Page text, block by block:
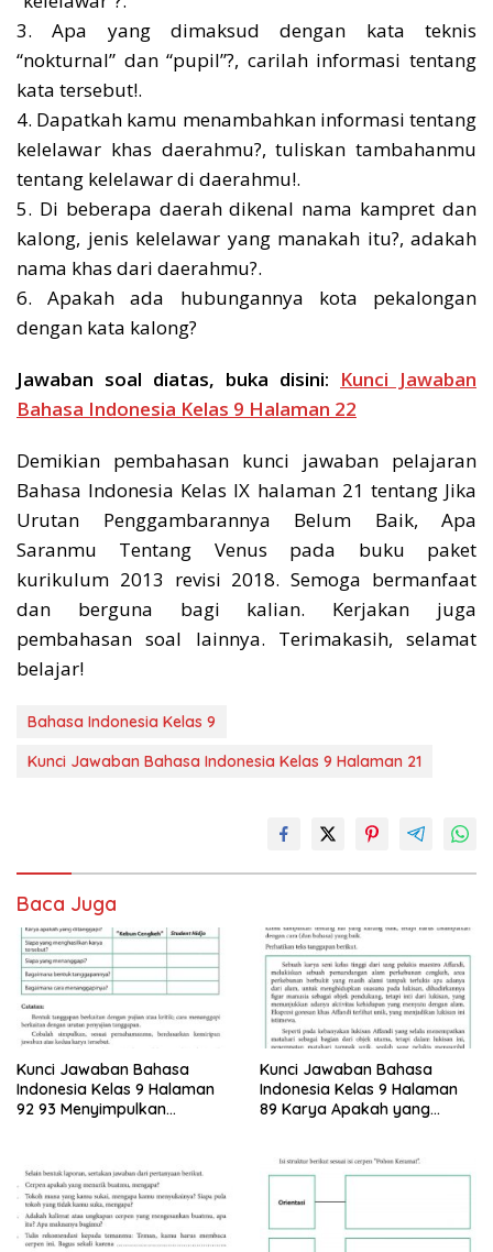
3. Apa yang dimaksud dengan kata teknis
“nokturnal” dan “pupil”?, carilah informasi tentang
kata tersebut!.
4. Dapatkah kamu menambahkan informasi tentang
kelelawar khas daerahmu?, tuliskan tambahanmu
tentang kelelawar di daerahmu!.
5. Di beberapa daerah dikenal nama kampret dan
kalong, jenis kelelawar yang manakah itu?, adakah
nama khas dari daerahmu?.
6. Apakah ada hubungannya kota pekalongan
dengan kata kalong?
Jawaban soal diatas, buka disini: Kunci Jawaban
Bahasa Indonesia Kelas 9 Halaman 22
Demikian pembahasan kunci jawaban pelajaran
Bahasa Indonesia Kelas IX halaman 21 tentang Jika
Urutan Penggambarannya Belum Baik, Apa
Saranmu Tentang Venus pada buku paket
kurikulum 2013 revisi 2018. Semoga bermanfaat
dan berguna bagi kalian. Kerjakan juga
pembahasan soal lainnya. Terimakasih, selamat
belajar!
Bahasa Indonesia Kelas 9
Kunci Jawaban Bahasa Indonesia Kelas 9 Halaman 21
Baca Juga
Kunci Jawaban Bahasa
Indonesia Kelas 9 Halaman
92 93 Menyimpulkan
Kunci Jawaban Bahasa
Indonesia Kelas 9 Halaman
89 Karya Apakah yang